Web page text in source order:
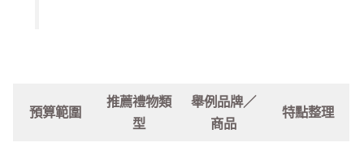
預算範圍
推薦禮物類
型
舉例品牌／
商品
特點整理